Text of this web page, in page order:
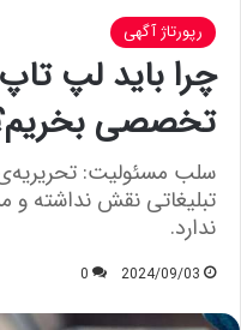
رپورتاژ آگهی
چرا باید لپ
تخصصی
سلب‌ مسئولیت: تحریریه‌ی
تبلیغاتی نقش نداشته
ندارد.
2024/09/03
0